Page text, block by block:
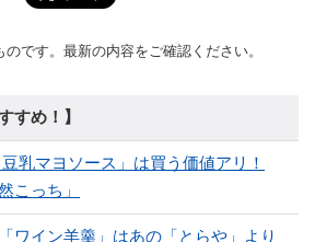
です。最新の内容をご確認ください。
すめ！】
乳マヨソース」は買う価値アリ！
こっち」
ワイン羊羹」はあの「とらや」より